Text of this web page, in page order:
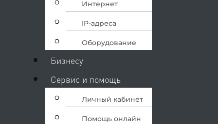
Интернет
IP-адреса
Оборудование
Бизнесу
Сервис и помощь
Личный кабинет
Помощь онлайн